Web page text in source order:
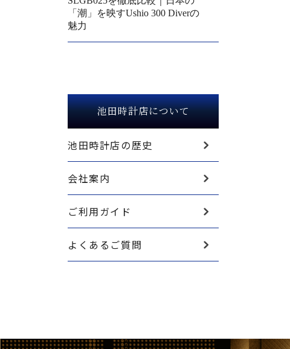
池田時計店について
池田時計店の歴史
会社案内
ご利用ガイド
よくあるご質問